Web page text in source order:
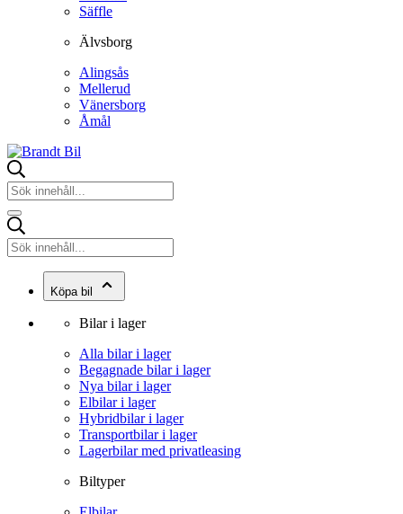
Säffle
Älvsborg
Alingsås
Mellerud
Vänersborg
Åmål
Köpa bil
Bilar i lager
Alla bilar i lager
Begagnade bilar i lager
Nya bilar i lager
Elbilar i lager
Hybridbilar i lager
Transportbilar i lager
Lagerbilar med privatleasing
Biltyper